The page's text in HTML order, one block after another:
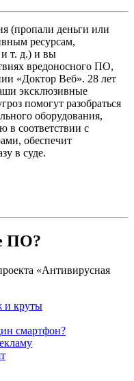
(пропали деньги или
ресурсам,
т. д.) и вы
вредоносного ПО,
«Доктор Веб». 28 лет
эксклюзивные
помогут разобраться
оборудования,
в соответствии с
обеспечит
в суде.
ПО?
«Антивирусная
и круты
смартфон?